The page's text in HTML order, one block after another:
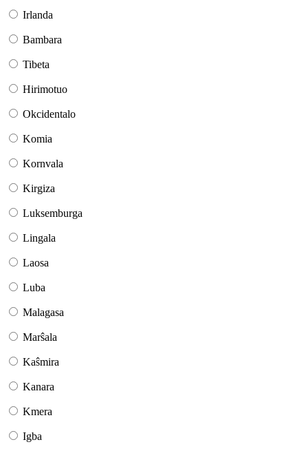
Irlanda
Bambara
Tibeta
Hirimotuo
Okcidentalo
Komia
Kornvala
Kirgiza
Luksemburga
Lingala
Laosa
Luba
Malagasa
Marŝala
Kaŝmira
Kanara
Kmera
Igba